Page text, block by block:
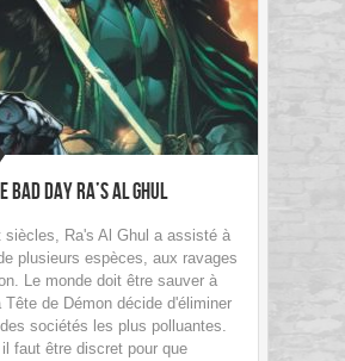
Bad Day Ra’s Al Ghul
siècles, Ra's Al Ghul a assisté à
plusieurs espèces, aux ravages
Le monde doit être sauver à
de Démon décide d'éliminer
sociétés les plus polluantes.
faut être discret pour que